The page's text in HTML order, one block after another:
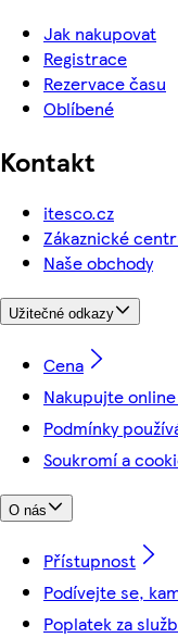
Jak nakupovat
Registrace
Rezervace času
Oblíbené
Kontakt
itesco.cz
Zákaznické
Naše obchody
Užitečné odkazy
Cena
Nakupujte
Podmínky
Soukromí a
O nás
Přístupnost
Podívejte se,
Poplatek za